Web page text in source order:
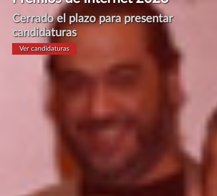
Cerrado el plazo para presentar
candidaturas
Ver candidaturas